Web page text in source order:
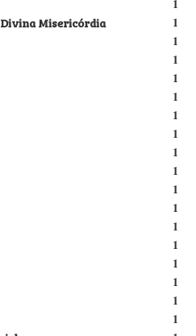
1
1
Misericórdia
1
1
1
1
1
1
1
1
1
1
1
1
1
1
1
1